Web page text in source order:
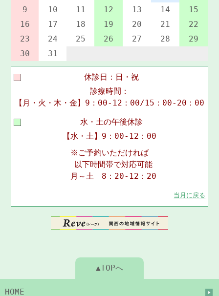
9
10 11 12 13 14
15
16
17 18 19 20 21
22
23
24 25 26 27 28
29
30
31
休診日：日・祝
診療時間：
【月・火・木・金】9：00-12：00/15：00-20：00
水・土の午後休診
【水・土】9：00-12：00
※ご予約いただければ
以下時間帯で対応可能
月～土 8：20-12：20
当月に戻る
▲TOPへ
HOME